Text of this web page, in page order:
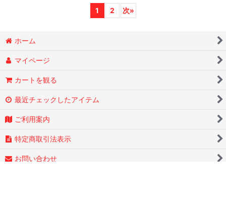
1 2 次»
ホーム
マイページ
カートを観る
最近チェックしたアイテム
ご利用案内
特定商取引法表示
お問い合わせ